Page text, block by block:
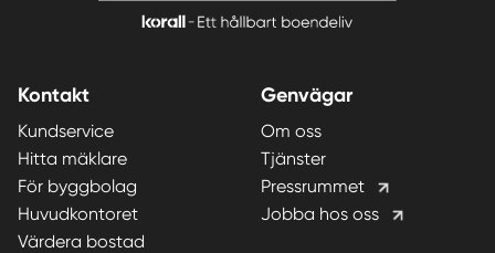
Kontakt
Kundservice
Hitta mäklare
För byggbolag
Huvudkontoret
Värdera bostad
Genvägar
Om oss
Tjänster
Pressrummet
Jobba hos oss